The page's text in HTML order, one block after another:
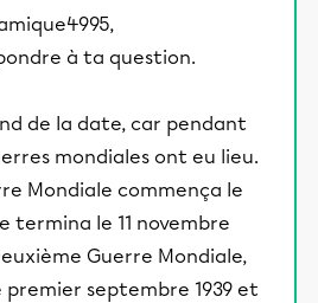
à ta question.
de la date, car pendant
mondiales ont eu lieu.
Mondiale commença le
termina le 11 novembre
Guerre Mondiale,
premier septembre 1939 et